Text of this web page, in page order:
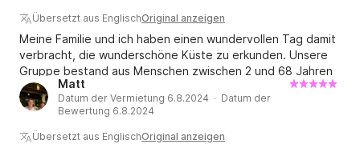
Übersetzt aus EnglischOriginal anzeigen
Meine Familie und ich haben einen wundervollen Tag damit
verbracht, die wunderschöne Küste zu erkunden. Unsere
Gruppe bestand aus Menschen zwischen 2 und 68 Jahren
und auf die individuellen Bedürfnisse jedes Einzelnen
wurde gut eingegangen. Vielen Dank!
Matt
Datum der Vermietung 6.8.2024 · Datum der
Bewertung 6.8.2024
Übersetzt aus EnglischOriginal anzeigen